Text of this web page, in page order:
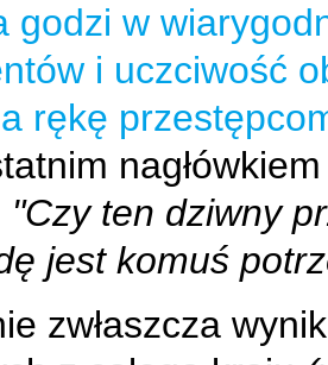
godzi w
i uczciwość
rękę
"Czy ten dziwny
jest komuś
zwłaszcza